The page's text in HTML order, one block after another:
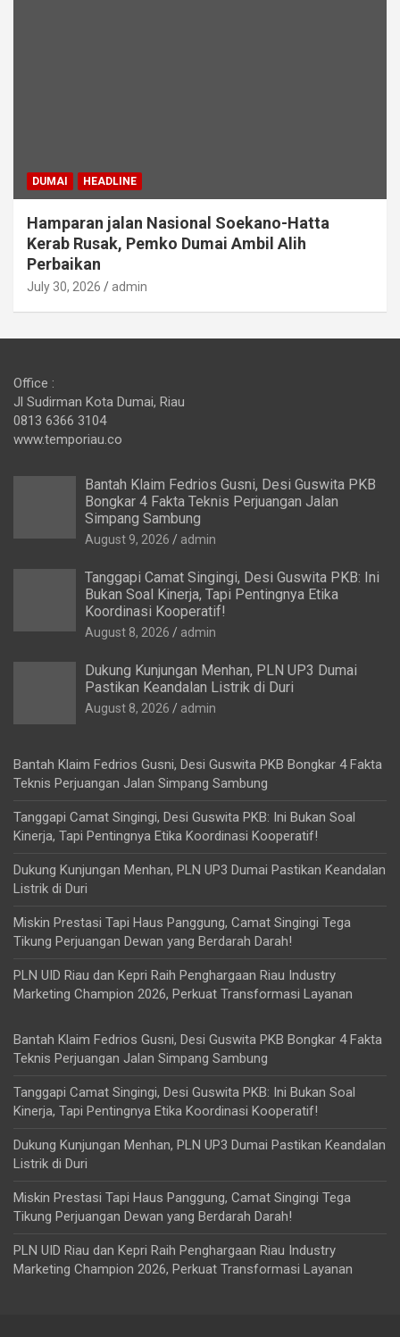
DUMAI HEADLINE
Hamparan jalan Nasional Soekano-Hatta
Kerab Rusak, Pemko Dumai Ambil Alih
Perbaikan
July 30, 2026 admin
Office :
Jl Sudirman Kota Dumai, Riau
0813 6366 3104
www.temporiau.co
Bantah Klaim Fedrios Gusni, Desi Guswita PKB
Bongkar 4 Fakta Teknis Perjuangan Jalan
Simpang Sambung
August 9, 2026 admin
Tanggapi Camat Singingi, Desi Guswita PKB: Ini
Bukan Soal Kinerja, Tapi Pentingnya Etika
Koordinasi Kooperatif!
August 8, 2026 admin
Dukung Kunjungan Menhan, PLN UP3 Dumai
Pastikan Keandalan Listrik di Duri
August 8, 2026 admin
Bantah Klaim Fedrios Gusni, Desi Guswita PKB Bongkar 4 Fakta
Teknis Perjuangan Jalan Simpang Sambung
Tanggapi Camat Singingi, Desi Guswita PKB: Ini Bukan Soal
Kinerja, Tapi Pentingnya Etika Koordinasi Kooperatif!
Dukung Kunjungan Menhan, PLN UP3 Dumai Pastikan Keandalan
Listrik di Duri
Miskin Prestasi Tapi Haus Panggung, Camat Singingi Tega
Tikung Perjuangan Dewan yang Berdarah Darah!
PLN UID Riau dan Kepri Raih Penghargaan Riau Industry
Marketing Champion 2026, Perkuat Transformasi Layanan
Bantah Klaim Fedrios Gusni, Desi Guswita PKB Bongkar 4 Fakta
Teknis Perjuangan Jalan Simpang Sambung
Tanggapi Camat Singingi, Desi Guswita PKB: Ini Bukan Soal
Kinerja, Tapi Pentingnya Etika Koordinasi Kooperatif!
Dukung Kunjungan Menhan, PLN UP3 Dumai Pastikan Keandalan
Listrik di Duri
Miskin Prestasi Tapi Haus Panggung, Camat Singingi Tega
Tikung Perjuangan Dewan yang Berdarah Darah!
PLN UID Riau dan Kepri Raih Penghargaan Riau Industry
Marketing Champion 2026, Perkuat Transformasi Layanan